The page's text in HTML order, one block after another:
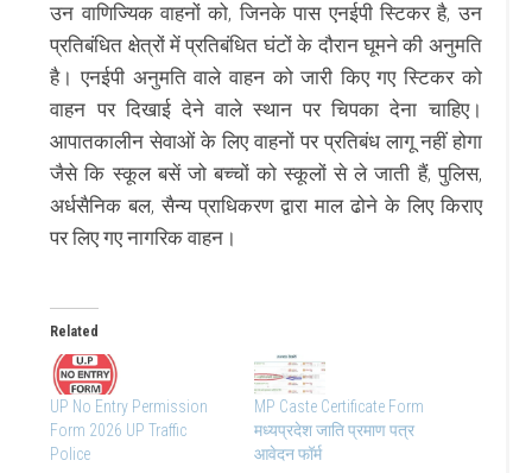
उन वाणिज्यिक वाहनों को, जिनके पास एनईपी स्टिकर है, उन
प्रतिबंधित क्षेत्रों में प्रतिबंधित घंटों के दौरान घूमने की अनुमति
है। एनईपी अनुमति वाले वाहन को जारी किए गए स्टिकर को
वाहन पर दिखाई देने वाले स्थान पर चिपका देना चाहिए।
आपातकालीन सेवाओं के लिए वाहनों पर प्रतिबंध लागू नहीं होगा
जैसे कि स्कूल बसें जो बच्चों को स्कूलों से ले जाती हैं, पुलिस,
अर्धसैनिक बल, सैन्य प्राधिकरण द्वारा माल ढोने के लिए किराए
पर लिए गए नागरिक वाहन।
Related
UP No Entry Permission
Form 2026 UP Traffic
Police
MP Caste Certificate Form
मध्यप्रदेश जाति प्रमाण पत्र
आवेदन फॉर्म